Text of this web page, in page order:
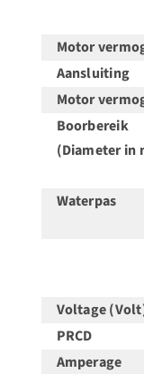
Motor
Aansluiting
Motor
Boorbereik
(Diameter in
Waterpas
Voltage
PRCD
Amperage